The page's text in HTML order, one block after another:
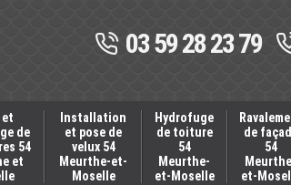
03 59 28 23 79
et
de
54
et
Installation
et pose de
velux 54
Meurthe-et-
Moselle
Hydrofuge
de toiture
54
Meurthe-
et-Moselle
de
54
et-